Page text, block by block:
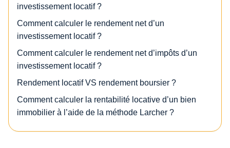
investissement locatif ?
Comment calculer le rendement net d’un
investissement locatif ?
Comment calculer le rendement net d’impôts d’un
investissement locatif ?
Rendement locatif VS rendement boursier ?
Comment calculer la rentabilité locative d’un bien
immobilier à l’aide de la méthode Larcher ?